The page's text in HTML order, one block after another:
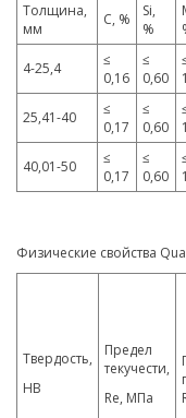
Толщина,
мм
C, %
Si,
%
4-25,4
≤
0,16
≤
0,60
25,41-40
≤
0,17
≤
0,60
40,01-50
≤
0,17
≤
0,60
Физические свойства
Твердость,
HB
Предел
текучести,
Re, МПа